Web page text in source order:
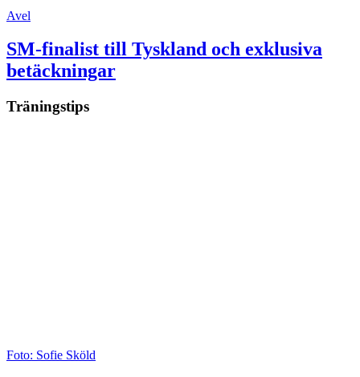
Avel
SM-finalist till Tyskland och exklusiva
betäckningar
Träningstips
Foto: Sofie Sköld